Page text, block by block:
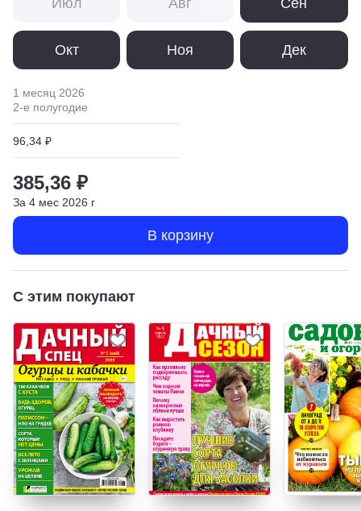
Окт Ноя Дек
1 месяц 2026
2-е полугодие
96,34 ₽
385,36 ₽
За 4 мес 2026 г
В корзину
С этим покупают